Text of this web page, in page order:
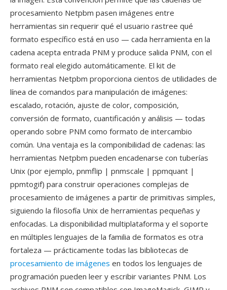
procesamiento Netpbm pasen imágenes entre
herramientas sin requerir qué el usuario rastree qué
formato específico está en uso — cada herramienta en la
cadena acepta entrada PNM y produce salida PNM, con el
formato real elegido automáticamente. El kit de
herramientas Netpbm proporciona cientos de utilidades de
línea de comandos para manipulación de imágenes:
escalado, rotación, ajuste de color, composición,
conversión de formato, cuantificación y análisis — todas
operando sobre PNM como formato de intercambio
común. Una ventaja es la componibilidad de cadenas: las
herramientas Netpbm pueden encadenarse con tuberías
Unix (por ejemplo, pnmflip | pnmscale | ppmquant |
ppmtogif) para construir operaciones complejas de
procesamiento de imágenes a partir de primitivas simples,
siguiendo la filosofía Unix de herramientas pequeñas y
enfocadas. La disponibilidad multiplataforma y el soporte
en múltiples lenguajes de la familia de formatos es otra
fortaleza — prácticamente todas las bibliotecas de
procesamiento de imágenes en todos los lenguajes de
programación pueden leer y escribir variantes PNM. Los